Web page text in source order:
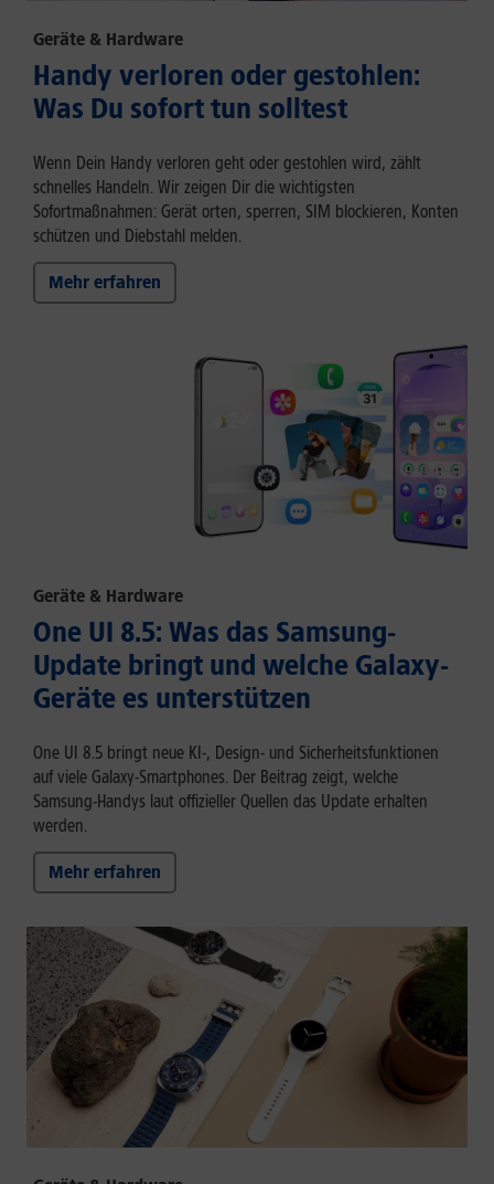
Geräte & Hardware
Handy verloren oder gestohlen:
Was Du sofort tun solltest
Wenn Dein Handy verloren geht oder gestohlen wird, zählt
schnelles Handeln. Wir zeigen Dir die wichtigsten
Sofortmaßnahmen: Gerät orten, sperren, SIM blockieren, Konten
schützen und Diebstahl melden.
Mehr erfahren
Geräte & Hardware
One UI 8.5: Was das Samsung-
Update bringt und welche Galaxy-
Geräte es unterstützen
One UI 8.5 bringt neue KI-, Design- und Sicherheitsfunktionen
auf viele Galaxy-Smartphones. Der Beitrag zeigt, welche
Samsung-Handys laut offizieller Quellen das Update erhalten
werden.
Mehr erfahren